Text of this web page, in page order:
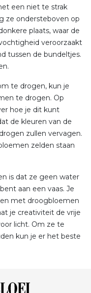
een niet te strak
ze ondersteboven op
plaats, waar de
veroorzaakt
tussen de bundeltjes.
te drogen, kun je
te drogen. Op
hoe je dit kunt
de kleuren van de
zullen vervagen.
zelden staan
is dat ze geen water
aan een vaas. Je
met droogbloemen
je creativiteit de vrije
licht. Om ze te
kun je er het beste